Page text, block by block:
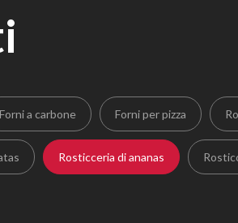
Forni a carbone Forni per pizza
Rosticceria di ananas